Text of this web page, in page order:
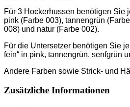
Für 3 Hockerhussen benötigen Sie
pink (Farbe 003), tannengrün
008) und natur (Farbe 002).
Für die Untersetzer benötigen Sie
fein“ in pink, tannengrün, senfgrün
Andere Farben sowie Strick- und
Zusätzliche Informationen